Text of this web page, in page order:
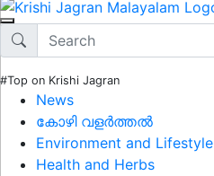
#Top on Krishi Jagran
News
കോഴി വളർത്തൽ
Environment and Lifestyle
Health and Herbs